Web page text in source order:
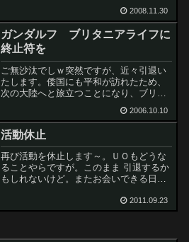
ーさんとメルさんを誘って３人で、サー
ペント・ピラーへ冒険にでかけました。
ジェローム港から、でかけ...
2008.11.30
ガンダルフ ブリタニアライフに
終止符を
ご無沙汰でしｗ突然ですが、近々引退い
たします。倭国にも平和が訪れたため、
次の大陸へと旅立つことになり、ブリタ
した。そんなことより＞＞１よ～。ちょ
と聞いて～もう、それとまんまり関係な
～いんだけ～どもねぇ。ペ...
2006.10.10
活動休止
再び活動を休止します～。ＵＯもどうな
ることやらですが。このまま 引退するか
もしれないけど。またお会いできる日ま
2011.09.23